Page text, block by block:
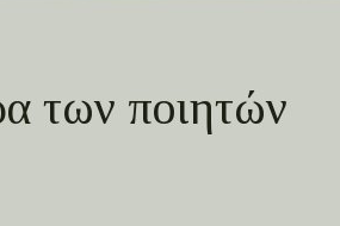
των ποιητών